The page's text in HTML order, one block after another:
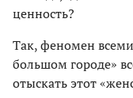
ценность?
Так, феномен
большом городе»
отыскать этот